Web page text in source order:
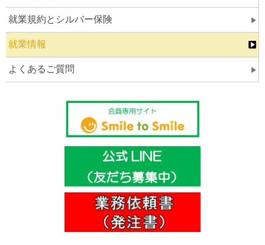
就業規約とシルバー保険
就業情報
よくあるご質問